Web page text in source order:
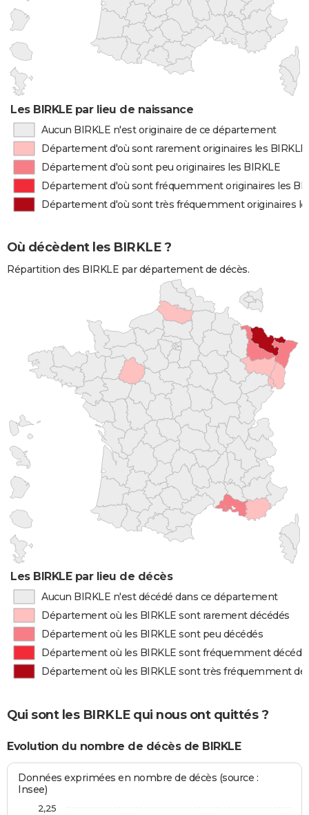
Les BIRKLE par lieu de naissance
Aucun BIRKLE n'est originaire de ce département
Département d'où sont rarement originaires les BIRKLE
Département d'où sont peu originaires les BIRKLE
Département d'où sont fréquemment originaires les
Département d'où sont très fréquemment originaires
Où décèdent les BIRKLE ?
Répartition des BIRKLE par département de décès.
Les BIRKLE par lieu de décès
Aucun BIRKLE n'est décédé dans ce département
Département où les BIRKLE sont rarement décédés
Département où les BIRKLE sont peu décédés
Département où les BIRKLE sont fréquemment
Département où les BIRKLE sont très fréquemment
Qui sont les BIRKLE qui nous ont quittés ?
Evolution du nombre de décès de BIRKLE
Données exprimées en nombre de décès (source :
Insee)
2,25